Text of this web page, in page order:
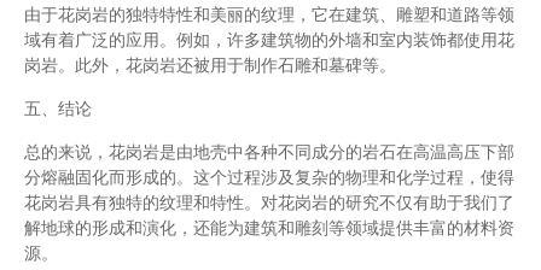
由于花岗岩的独特特性和美丽的纹理，它在建筑、雕塑和道路等领
域有着广泛的应用。例如，许多建筑物的外墙和室内装饰都使用花
岗岩。此外，花岗岩还被用于制作石雕和墓碑等。
五、结论
总的来说，花岗岩是由地壳中各种不同成分的岩石在高温高压下部
分熔融固化而形成的。这个过程涉及复杂的物理和化学过程，使得
花岗岩具有独特的纹理和特性。对花岗岩的研究不仅有助于我们了
解地球的形成和演化，还能为建筑和雕刻等领域提供丰富的材料资
源。